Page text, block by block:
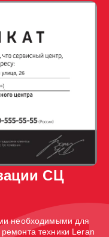
СЦ
необходимыми для
техники Leran